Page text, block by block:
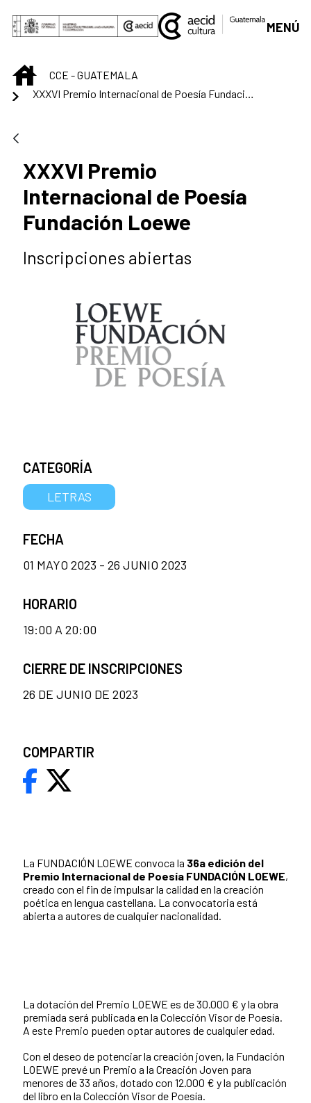
Saltar al contenido principal
MENÚ
INICIOCCE - GUATEMALA
XXXVI Premio
Internacional de Poesía
Fundación Loewe
Inscripciones abiertas
La FUNDACIÓN LOEWE convoca la 36a edición del
Premio Internacional de Poesía FUNDACIÓN LOEWE,
creado con el fin de impulsar la calidad en la creación
poética en lengua castellana. La convocatoria está
abierta a autores de cualquier nacionalidad.
La dotación del Premio LOEWE es de 30.000 € y la obra
premiada será publicada en la Colección Visor de Poesía.
A este Premio pueden optar autores de cualquier edad.
Con el deseo de potenciar la creación joven, la Fundación
LOEWE prevé un Premio a la Creación Joven para
menores de 33 años, dotado con 12.000 € y la publicación
del libro en la Colección Visor de Poesía.
CATEGORÍA
LETRAS
FECHA
01 MAYO 2023 - 26 JUNIO 2023
HORARIO
19:00 A 20:00
CIERRE DE INSCRIPCIONES
26 DE JUNIO DE 2023
COMPARTIR